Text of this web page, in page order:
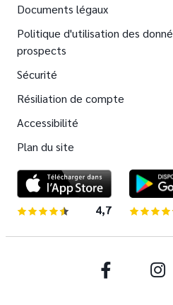
Documents légaux
Politique d'utilisation des
prospects
Sécurité
Résiliation de compte
Accessibilité
Plan du site
4,7 sur 5
Facebook